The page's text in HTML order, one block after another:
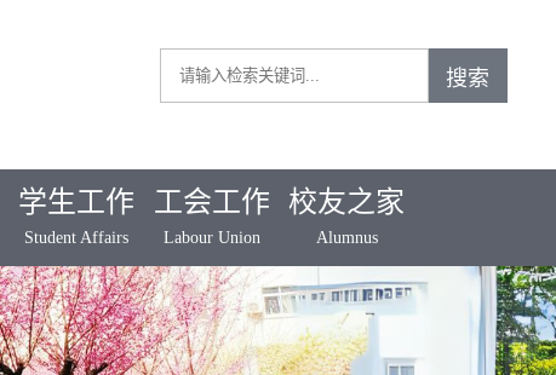
学生工作
Student Affairs
工会工作
Labour Union
校友之家
Alumnus